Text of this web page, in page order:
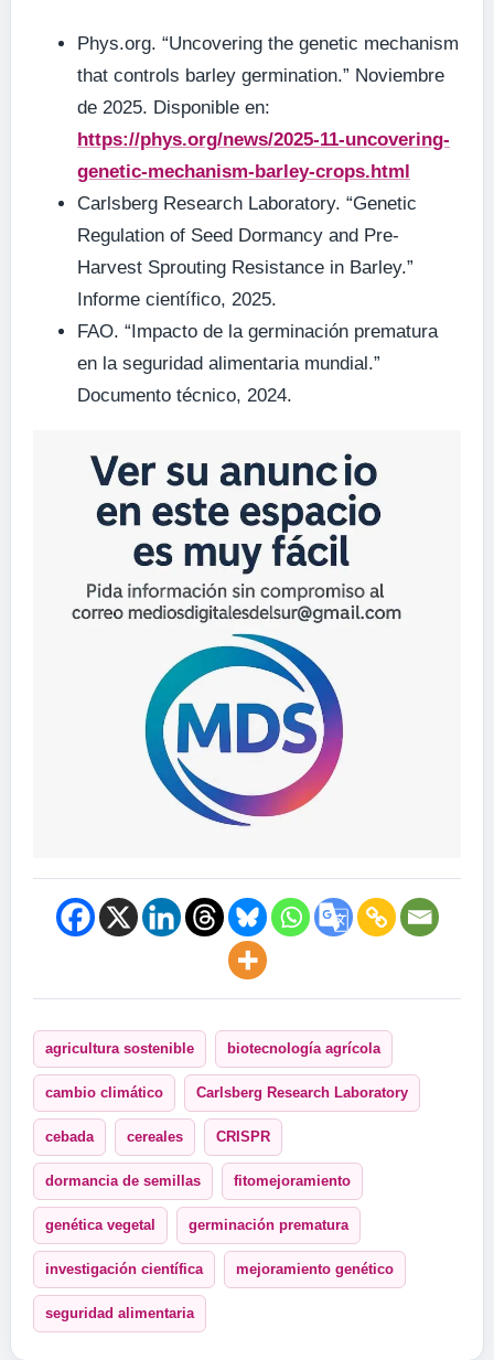
Phys.org. “Uncovering the genetic mechanism
that controls barley germination.” Noviembre
de 2025. Disponible en:
https://phys.org/news/2025-11-uncovering-
genetic-mechanism-barley-crops.html
Carlsberg Research Laboratory. “Genetic
Regulation of Seed Dormancy and Pre-
Harvest Sprouting Resistance in Barley.”
Informe científico, 2025.
FAO. “Impacto de la germinación prematura
en la seguridad alimentaria mundial.”
Documento técnico, 2024.
agricultura sostenible biotecnología agrícola
cambio climático Carlsberg Research Laboratory
cebada cereales CRISPR
dormancia de semillas fitomejoramiento
genética vegetal germinación prematura
investigación científica mejoramiento genético
seguridad alimentaria